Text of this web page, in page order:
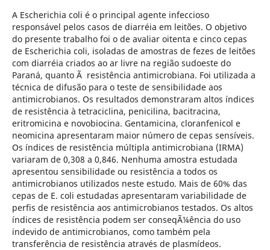
A Escherichia coli é o principal agente infeccioso
responsável pelos casos de diarréia em leitões. O objetivo
do presente trabalho foi o de avaliar oitenta e cinco cepas
de Escherichia coli, isoladas de amostras de fezes de leitões
com diarréia criados ao ar livre na região sudoeste do
Paraná, quanto Ã resistência antimicrobiana. Foi utilizada a
técnica de difusão para o teste de sensibilidade aos
antimicrobianos. Os resultados demonstraram altos índices
de resistência à tetraciclina, penicilina, bacitracina,
eritromicina e novobiocina. Gentamicina, cloranfenicol e
neomicina apresentaram maior número de cepas sensíveis.
Os índices de resistência múltipla antimicrobiana (IRMA)
variaram de 0,308 a 0,846. Nenhuma amostra estudada
apresentou sensibilidade ou resistência a todos os
antimicrobianos utilizados neste estudo. Mais de 60% das
cepas de E. coli estudadas apresentaram variabilidade de
perfis de resistência aos antimicrobianos testados. Os altos
índices de resistência podem ser conseqÃ¼ência do uso
indevido de antimicrobianos, como também pela
transferência de resistência através de plasmídeos.